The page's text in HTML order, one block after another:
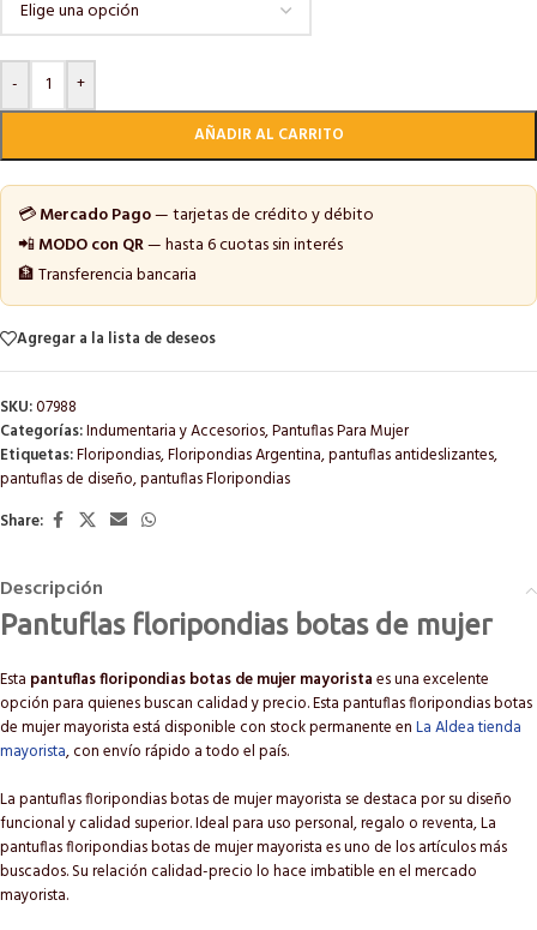
-
+
AÑADIR AL CARRITO
💳Mercado Pago— tarjetas de crédito y débito
📲MODO con QR— hasta 6 cuotas sin interés
🏦 Transferencia bancaria
Agregar a la lista de deseos
SKU:07988
Categorías:Indumentaria y Accesorios,Pantuflas Para Mujer
Etiquetas:Floripondias,Floripondias Argentina,pantuflas antideslizantes,
pantuflas de diseño,pantuflas Floripondias
Share:
Descripción
Pantuflas floripondias botas de mujer
Esta pantuflas floripondias botas de mujer mayoristaes una excelente
opción para quienes buscan calidad y precio. Esta pantuflas floripondias botas
de mujer mayorista está disponible con stock permanente enLa Aldea tienda
mayorista, con envío rápido a todo el país.
La pantuflas floripondias botas de mujer mayorista se destaca por su diseño
funcional y calidad superior. Ideal para uso personal, regalo o reventa, La
pantuflas floripondias botas de mujer mayorista es uno de los artículos más
buscados. Su relación calidad-precio lo hace imbatible en el mercado
mayorista.